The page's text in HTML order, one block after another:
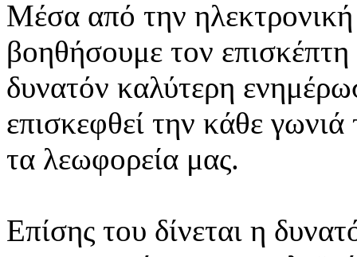
Μέσα από την ηλεκτρονική
βοηθήσουμε τον
δυνατόν καλύτερη
επισκεφθεί την κάθε
τα λεωφορεία μας.
Επίσης του δίνεται η